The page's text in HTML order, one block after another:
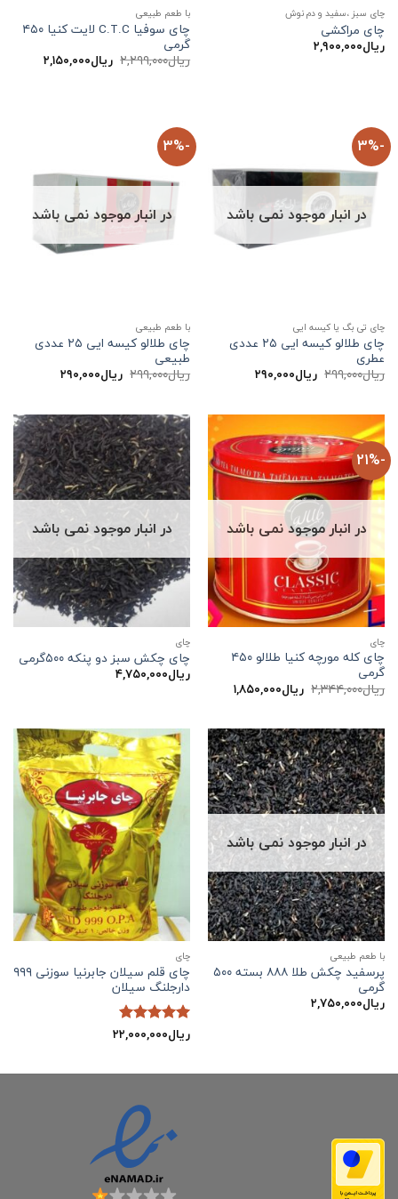
چای سبز ،سفید و دم نوش
چای مراکشی
ریال۲,۹۰۰,۰۰۰
با طعم طبیعی
چای سوفیا C.T.C لایت کنیا ۴۵۰
گرمی
ریال۲,۲۹۹,۰۰۰ قیمت
اصلی:
ریال۲,۱۵۰,۰۰۰قیمت
فعلی:
-3%
در انبار موجود نمی باشد
چای تی بگ یا کیسه ایی
چای طلالو کیسه ایی ۲۵ عددی
عطری
ریال۲۹۹,۰۰۰ قیمت
اصلی:
ریال۲۹۰,۰۰۰قیمت
فعلی:
-3%
در انبار موجود نمی باشد
با طعم طبیعی
چای طلالو کیسه ایی ۲۵ عددی
طبیعی
ریال۲۹۹,۰۰۰ قیمت
اصلی:
ریال۲۹۰,۰۰۰قیمت
فعلی:
-21%
در انبار موجود نمی باشد
چاي
چای کله مورچه کنیا طلالو ۴۵۰
گرمی
ریال۲,۳۴۴,۰۰۰ قیمت
اصلی:
ریال۱,۸۵۰,۰۰۰قیمت
فعلی:
در انبار موجود نمی باشد
چاي
چای چکش سبز دو پنکه ۵۰۰گرمی
ریال۴,۷۵۰,۰۰۰
در انبار موجود نمی باشد
با طعم طبیعی
پرسفید چکش طلا ۸۸۸ بسته ۵۰۰
گرمی
ریال۲,۷۵۰,۰۰۰
چاي
چای قلم سیلان جابرنیا سوزنی ۹۹۹
دارجلنگ سیلان
نمره5 از
ریال۲۲,۰۰۰,۰۰۰